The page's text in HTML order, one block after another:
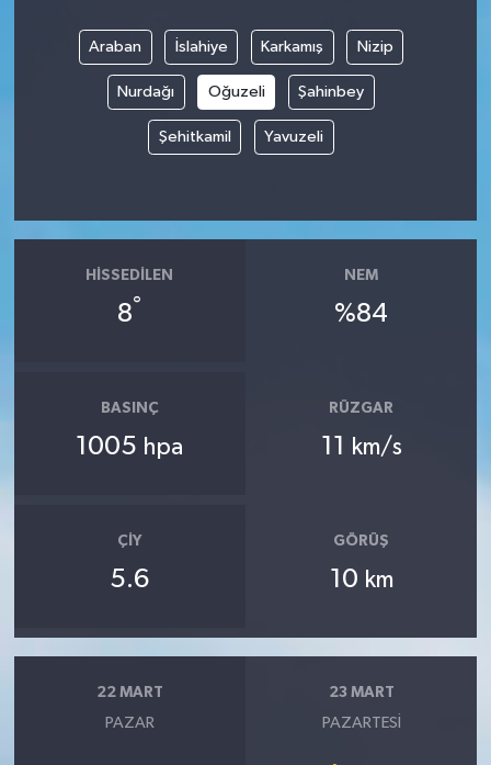
Araban İslahiye Karkamış Nizip
Nurdağı Oğuzeli Şahinbey
Şehitkamil Yavuzeli
HISSEDILEN
8°
NEM
%84
BASINÇ
1005 hpa
RÜZGAR
11 km/s
ÇIY
5.6
GÖRÜŞ
10 km
22 MART
PAZAR
23 MART
PAZARTESI